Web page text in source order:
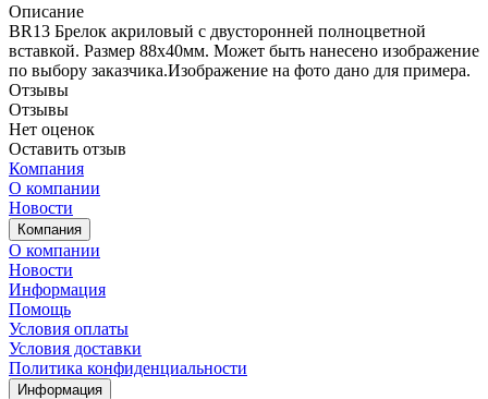
Описание
BR13 Брелок акриловый с двусторонней полноцветной
вставкой. Размер 88х40мм. Может быть нанесено изображение
по выбору заказчика.Изображение на фото дано для примера.
Отзывы
Отзывы
Нет оценок
Оставить отзыв
Компания
О компании
Новости
Компания
О компании
Новости
Информация
Помощь
Условия оплаты
Условия доставки
Политика конфиденциальности
Информация